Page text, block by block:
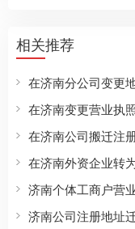
相关推荐
在济南分公司变更
在济南变更营业执
在济南公司搬迁注
在济南外资企业转
济南个体工商户营
济南公司注册地址